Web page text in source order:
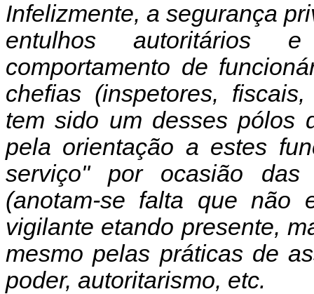
Infelizmente, a segurança
entulhos autoritários
comportamento de
chefias (inspetores,
tem sido um desses pólos
pela orientação a estes
serviço" por ocasião das
(anotam-se falta que não
vigilante etando presente,
mesmo pelas práticas de
poder, autoritarismo, etc.